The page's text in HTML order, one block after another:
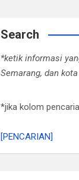
Search
*ketik informasi
Semarang, dan
*jika kolom
[PENCARIAN]